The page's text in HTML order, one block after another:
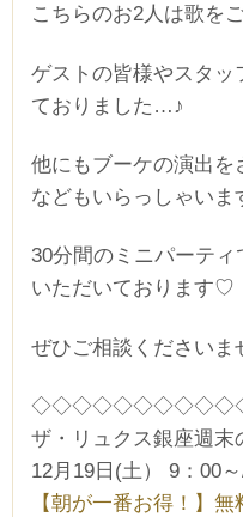
こちらのお2人は歌を
ゲストの皆様やスタッ
ておりました…♪
他にもブーケの演出
などもいらっしゃいま
30分間のミニパーテ
いただいております♡
ぜひご相談くださいま
ザ・リュクス銀座週末
12月19日(土） 9：00
【朝が一番お得！】